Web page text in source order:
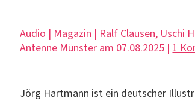
Audio | Magazin | Ralf Clausen, Uschi
Antenne Münster am 07.08.2025 | 1
Jörg Hartmann ist ein deutscher